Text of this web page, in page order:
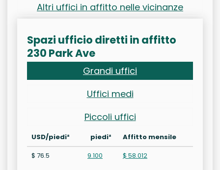
Altri uffici in affitto nelle vicinanze
Spazi ufficio diretti in affitto
230 Park Ave
Grandi uffici
Uffici medi
Piccoli uffici
USD/piedi² piedi²
Affitto mensile
$ 76.5
9.100 $ 58.012